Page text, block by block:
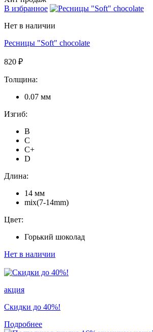
В избранное
Нет в наличии
Ресницы "Soft" chocolate
820 ₽
Толщина:
0.07 мм
Изгиб:
B
C
C+
D
Длина:
14 мм
mix(7-14mm)
Цвет:
Горький шоколад
Нет в наличии
акция
Скидки до 40%!
Подробнее